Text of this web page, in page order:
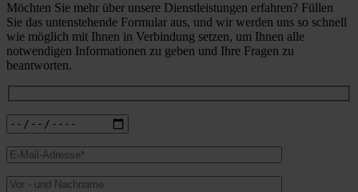
Möchten Sie mehr über unsere Dienstleistungen erfahren? Füllen
Sie das untenstehende Formular aus, und wir werden uns so schnell
wie möglich mit Ihnen in Verbindung setzen, um Ihnen alle
notwendigen Informationen zu geben und Ihre Fragen zu
beantworten.